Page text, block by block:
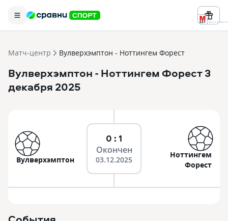
Реклама ООО «БК «Марафон» ИНН
Матч-центр Вулверхэмптон - Ноттингем Форест
Вулверхэмптон - Ноттингем Форест3
декабря 2025
Вулверхэмптон
0 : 1
Окончен
03.12.2025
Ноттингем
Форест